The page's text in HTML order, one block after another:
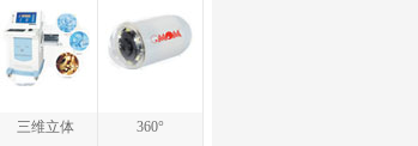
三维立体
360°